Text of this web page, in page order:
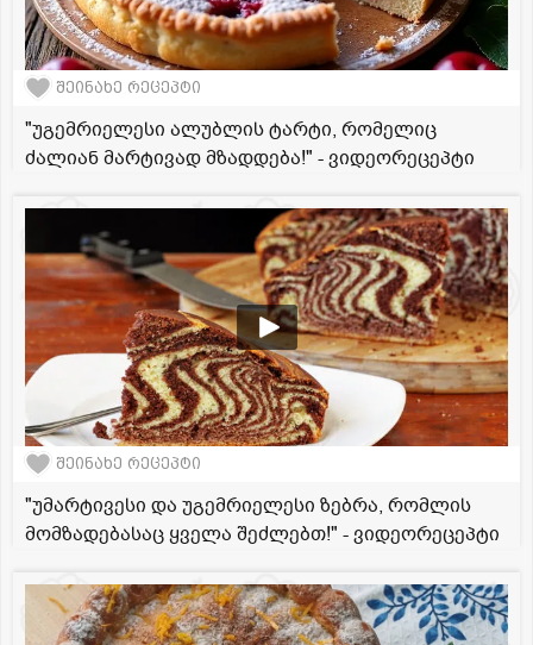
შეინახე რეცეპტი
"უგემრიელესი ალუბლის ტარტი, რომელიც
ძალიან მარტივად მზადდება!" - ვიდეორეცეპტი
შეინახე რეცეპტი
"უმარტივესი და უგემრიელესი ზებრა, რომლის
მომზადებასაც ყველა შეძლებთ!" - ვიდეორეცეპტი